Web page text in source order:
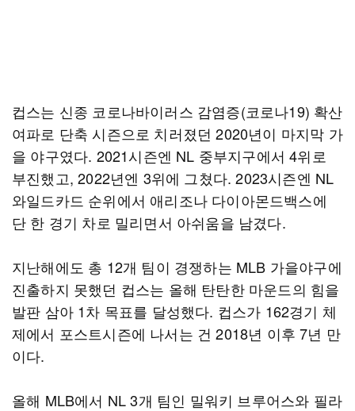
컵스는 신종 코로나바이러스 감염증(코로나19) 확산
여파로 단축 시즌으로 치러졌던 2020년이 마지막 가
을 야구였다. 2021시즌엔 NL 중부지구에서 4위로
부진했고, 2022년엔 3위에 그쳤다. 2023시즌엔 NL
와일드카드 순위에서 애리조나 다이아몬드백스에
단 한 경기 차로 밀리면서 아쉬움을 남겼다.
지난해에도 총 12개 팀이 경쟁하는 MLB 가을야구에
진출하지 못했던 컵스는 올해 탄탄한 마운드의 힘을
발판 삼아 1차 목표를 달성했다. 컵스가 162경기 체
제에서 포스트시즌에 나서는 건 2018년 이후 7년 만
이다.
올해 MLB에서 NL 3개 팀인 밀워키 브루어스와 필라